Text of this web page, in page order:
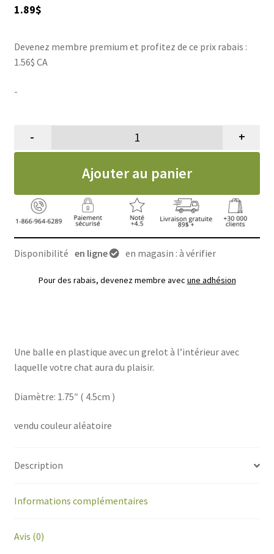
1.89$
Devenez membre premium et profitez de ce prix rabais :
1.56$ CA
-
quantité de Jouet balle pour
- +
Ajouter au panier
Disponibilité en ligne en magasin : à vérifier
Pour des rabais, devenez membre avec une adhésion
Une balle en plastique avec un grelot à l’intérieur avec
laquelle votre chat aura du plaisir.
Diamètre: 1.75″ ( 4.5cm )
vendu couleur aléatoire
Description
Informations complémentaires
Avis (0)